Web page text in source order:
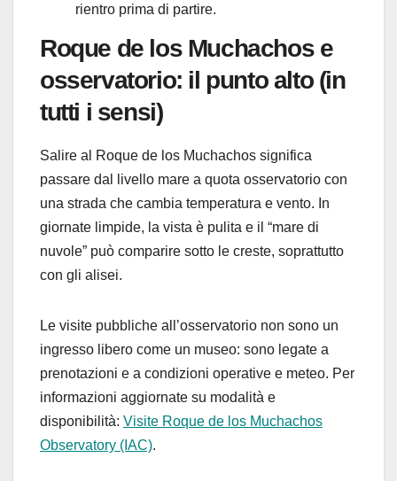
rientro prima di partire.
Roque de los Muchachos e
osservatorio: il punto alto (in
tutti i sensi)
Salire al Roque de los Muchachos significa
passare dal livello mare a quota osservatorio con
una strada che cambia temperatura e vento. In
giornate limpide, la vista è pulita e il “mare di
nuvole” può comparire sotto le creste, soprattutto
con gli alisei.
Le visite pubbliche all’osservatorio non sono un
ingresso libero come un museo: sono legate a
prenotazioni e a condizioni operative e meteo. Per
informazioni aggiornate su modalità e
disponibilità: Visite Roque de los Muchachos
Observatory (IAC).